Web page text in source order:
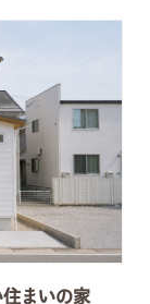
まいの家